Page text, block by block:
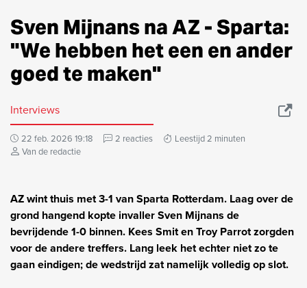
Sven Mijnans na AZ - Sparta:
"We hebben het een en ander
goed te maken"
Interviews
22 feb. 2026 19:18 2 reacties
Leestijd 2 minuten
Van de redactie
AZ wint thuis met 3-1 van Sparta Rotterdam. Laag over de
grond hangend kopte invaller Sven Mijnans de
bevrijdende 1-0 binnen. Kees Smit en Troy Parrot zorgden
voor de andere treffers. Lang leek het echter niet zo te
gaan eindigen; de wedstrijd zat namelijk volledig op slot.